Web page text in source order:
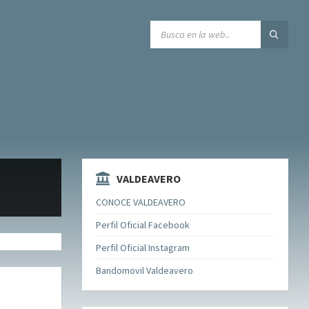
VALDEAVERO
CONOCE VALDEAVERO
Perfil Oficial Facebook
Perfil Oficial Instagram
Bandomovil Valdeavero